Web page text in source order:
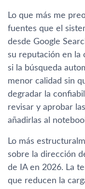
Lo que más me
fuentes que el
desde Google
su reputación en la
si la búsqueda
menor calidad sin
degradar la
revisar y aprobar
añadirlas al
Lo más
sobre la dirección
de IA en 2026. La
que reducen la